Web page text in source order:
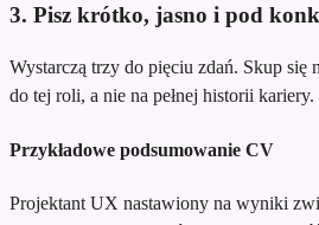
3. Pisz krótko, jasno i pod
Wystarczą trzy do pięciu zdań. Skup się
do tej roli, a nie na pełnej historii kariery.
Przykładowe podsumowanie CV
Projektant UX nastawiony na wyniki